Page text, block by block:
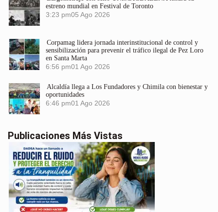
estreno mundial en Festival de Toronto
3:23 pm05 Ago 2026
Corpamag lidera jornada interinstitucional de control y
sensibilización para prevenir el tráfico ilegal de Pez Loro
en Santa Marta
6:56 pm01 Ago 2026
Alcaldía llega a Los Fundadores y Chimila con bienestar y
oportunidades
6:46 pm01 Ago 2026
Publicaciones Más Vistas